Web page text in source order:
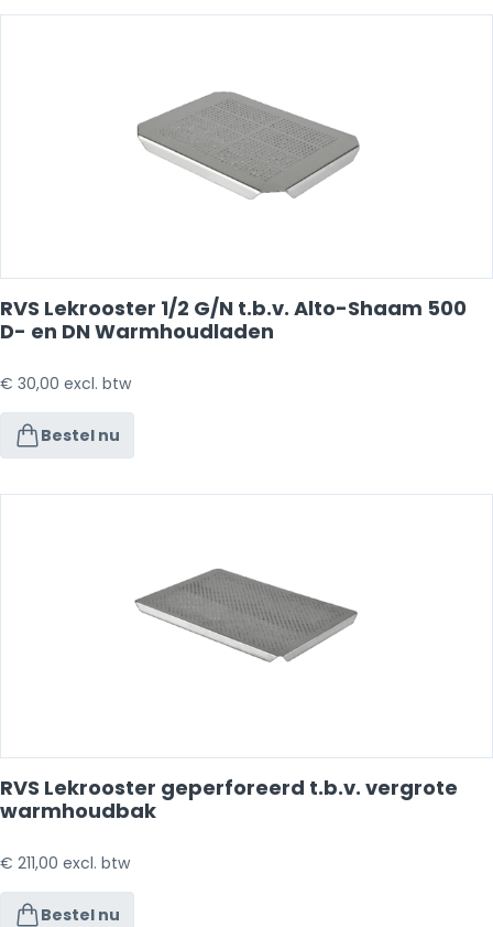
RVS Lekrooster 1/2 G/N t.b.v. Alto-Shaam 500
D- en DN Warmhoudladen
€ 30,00 excl. btw
Bestel nu
RVS Lekrooster geperforeerd t.b.v. vergrote
warmhoudbak
€ 211,00 excl. btw
Bestel nu